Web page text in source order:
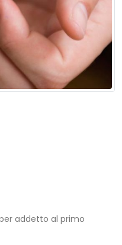
addetto al primo